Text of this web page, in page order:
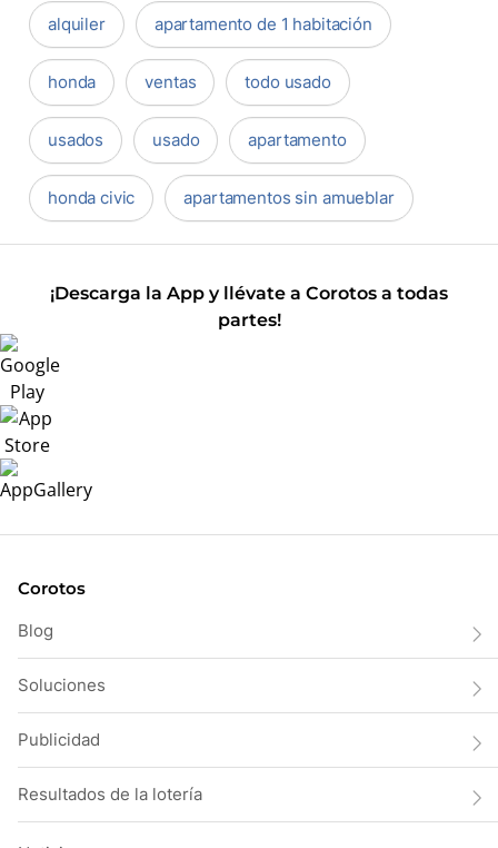
alquiler apartamento de 1 habitación
honda ventas todo usado
usados usado apartamento
honda civic apartamentos sin amueblar
¡Descarga la App y llévate a Corotos a todas
partes!
Corotos
Blog
Soluciones
Publicidad
Resultados de la lotería